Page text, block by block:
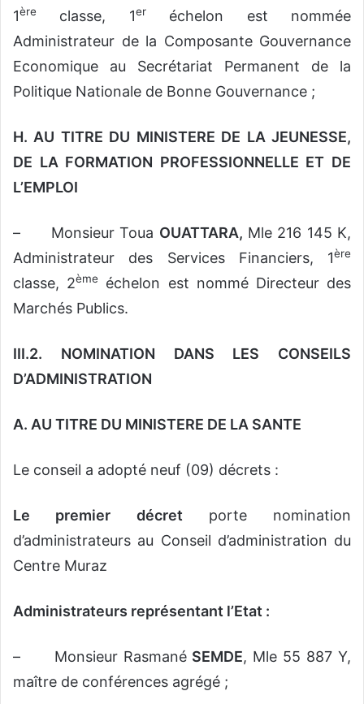
1ère classe, 1eréchelon est nommée
Administrateur de la Composante Gouvernance
Economique au Secrétariat Permanent de la
Politique Nationale de Bonne Gouvernance ;
H. AU TITRE DU MINISTERE DE LA JEUNESSE,
DE LA FORMATION PROFESSIONNELLE ET DE
L’EMPLOI
– Monsieur Toua OUATTARA, Mle 216 145 K,
Administrateur des Services Financiers, 1ère
classe, 2ème
échelon est nommé Directeur des
Marchés Publics.
III.2. NOMINATION DANS LES CONSEILS
D’ADMINISTRATION
A. AU TITRE DU MINISTERE DE LA SANTE
Le conseil a adopté neuf (09) décrets :
Le premier décret porte nomination
d’administrateurs au Conseil d’administration du
Centre Muraz
Administrateurs représentant l’Etat :
– Monsieur Rasmané SEMDE, Mle 55 887 Y,
maître de conférences agrégé ;